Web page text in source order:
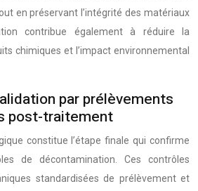
en préservant l’intégrité des matériaux
contribue également à réduire la
chimiques et l’impact environnemental
par prélèvements
post-traitement
constitue l’étape finale qui confirme
de décontamination. Ces contrôles
standardisées de prélèvement et